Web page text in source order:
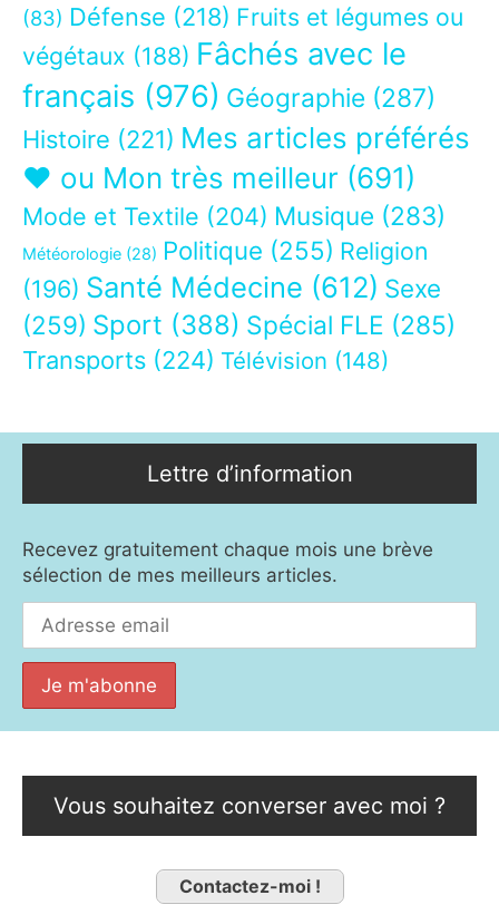
(83) Défense (218) Fruits et légumes ou
végétaux (188) Fâchés avec le
français (976) Géographie (287)
Histoire (221) Mes articles préférés
❤ ou Mon très meilleur (691)
Mode et Textile (204) Musique (283)
Météorologie (28) Politique (255) Religion
(196) Santé Médecine (612) Sexe
(259) Sport (388) Spécial FLE (285)
Transports (224) Télévision (148)
Lettre d’information
Recevez gratuitement chaque mois une brève
sélection de mes meilleurs articles.
Vous souhaitez converser avec moi ?
Contactez-moi !